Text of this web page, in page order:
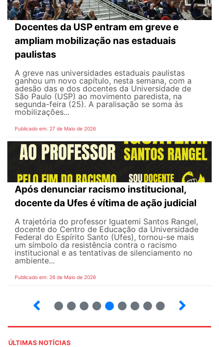
Docentes da USP entram em greve e
ampliam mobilização nas estaduais
paulistas
A greve nas universidades estaduais paulistas
ganhou um novo capítulo, nesta semana, com a
adesão das e dos docentes da Universidade de
São Paulo (USP) ao movimento paredista, na
segunda-feira (25). A paralisação se soma às
mobilizações...
Publicado em: 27 de Maio de 2026
Após denunciar racismo institucional,
docente da Ufes é vítima de ação judicial
A trajetória do professor Iguatemi Santos Rangel,
docente do Centro de Educação da Universidade
Federal do Espírito Santo (Ufes), tornou-se mais
um símbolo da resistência contra o racismo
institucional e as tentativas de silenciamento no
ambiente...
Publicado em: 26 de Maio de 2026
ÚLTIMAS NOTÍCIAS